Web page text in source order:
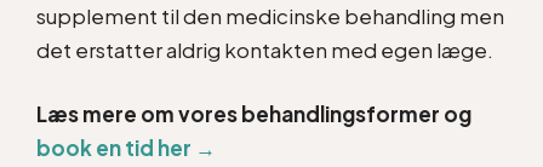
supplement til den medicinske behandling men
det erstatter aldrig kontakten med egen læge.
Læs mere om vores behandlingsformer og
book en tid her →